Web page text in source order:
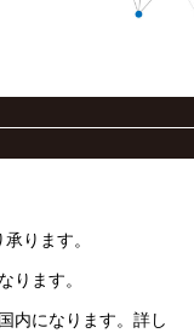
ります。
ります。
内になります。詳し